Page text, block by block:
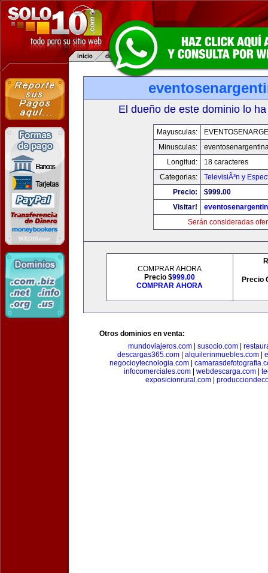
El dueño de este dominio lo
Mayusculas:
Minusculas:
Longitud:
18 caracteres
Categorias:
TelevisiÃ³n y
Precio:
$999.00
Visitar!
Serán consideradas
COMPRAR AHORA
Precio $999.00
COMPRAR AHORA
Precio
Otros dominios en venta:
mundoviajeros.com| susocio.com|
descargas365.com| alquilerinmuebles.com|
negocioytecnologia.com
infocomerciales.com| webdescarga.com|
exposicionrural.com